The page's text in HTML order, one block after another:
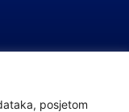
posjetom